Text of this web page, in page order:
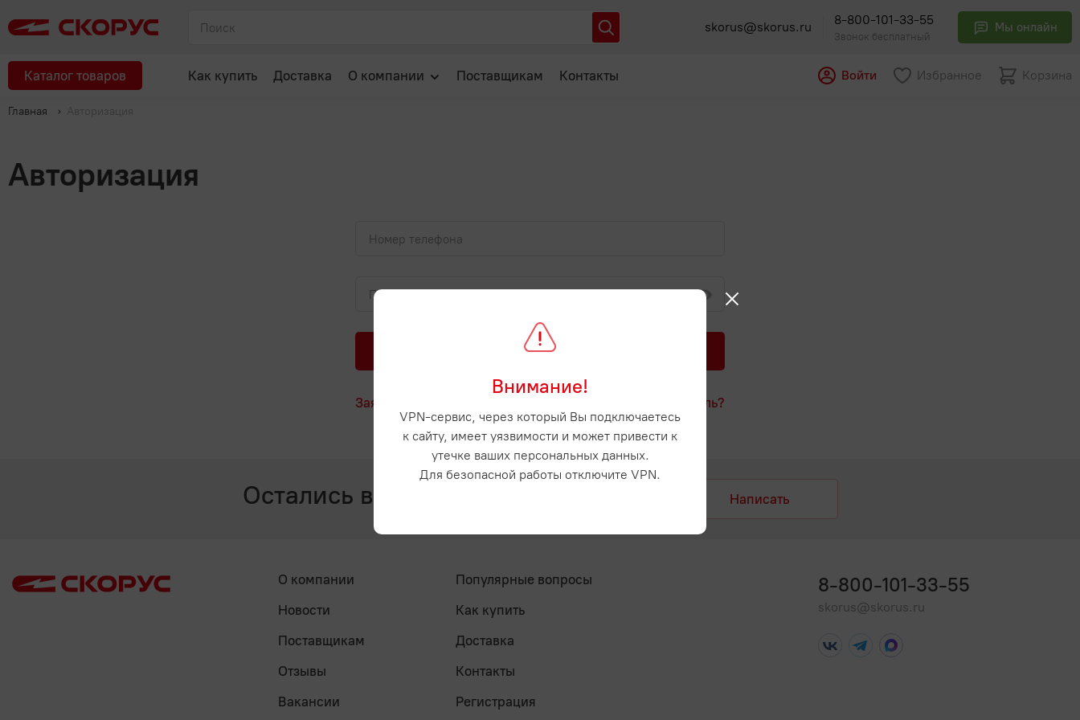
skorus@skorus.ru 8-800-101-33-55
Звонок бесплатный
Мы онлайн
Каталог товаров Как купить Доставка О компании Поставщикам Контакты Войти Избранное Корзина
Главная
Авторизация
Войти
Заявка на регистрацию Забыли пароль?
Остались вопросы? Напишите нам Написать
О компании
Новости
Поставщикам
Отзывы
Вакансии
Популярные вопросы
Как купить
Доставка
Контакты
Регистрация
8-800-101-33-55
skorus@skorus.ru
Внимание!
VPN-сервис, через который Вы подключаетесь
к сайту, имеет уязвимости и может привести к
утечке ваших персональных данных.
Для безопасной работы отключите VPN.